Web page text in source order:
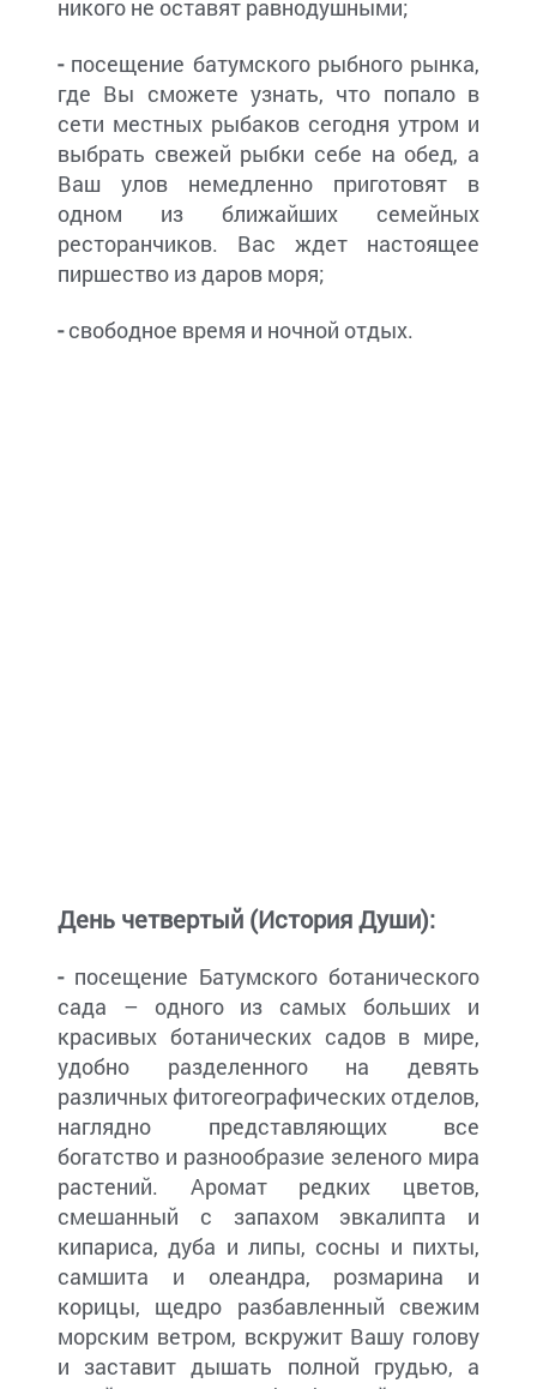
никого не оставят равнодушными;
- посещение батумского рыбного рынка,
где Вы сможете узнать, что попало в
сети местных рыбаков сегодня утром и
выбрать свежей рыбки себе на обед, а
Ваш улов немедленно приготовят в
одном из ближайших семейных
ресторанчиков. Вас ждет настоящее
пиршество из даров моря;
-свободное время и ночной отдых.
День четвертый (История Души):
-посещение Батумского ботанического
сада – одного из самых больших и
красивых ботанических садов в мире,
удобно разделенного на девять
различных фитогеографических отделов,
наглядно представляющих все
богатство и разнообразие зеленого мира
растений. Аромат редких цветов,
смешанный с запахом эвкалипта и
кипариса, дуба и липы, сосны и пихты,
самшита и олеандра, розмарина и
корицы, щедро разбавленный свежим
морским ветром, вскружит Вашу голову
и заставит дышать полной грудью, а